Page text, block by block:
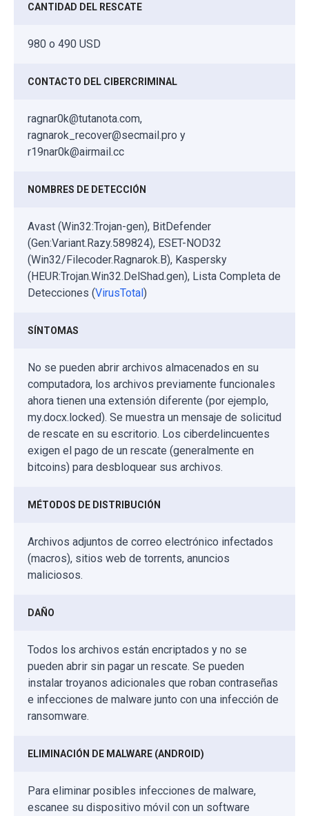
CANTIDAD DEL RESCATE
980 o 490 USD
CONTACTO DEL CIBERCRIMINAL
ragnar0k@tutanota.com,
ragnarok_recover@secmail.pro y
r19nar0k@airmail.cc
NOMBRES DE DETECCIÓN
Avast (Win32:Trojan-gen), BitDefender
(Gen:Variant.Razy.589824), ESET-NOD32
(Win32/Filecoder.Ragnarok.B), Kaspersky
(HEUR:Trojan.Win32.DelShad.gen), Lista Completa de
Detecciones (VirusTotal)
SÍNTOMAS
No se pueden abrir archivos almacenados en su
computadora, los archivos previamente funcionales
ahora tienen una extensión diferente (por ejemplo,
my.docx.locked). Se muestra un mensaje de solicitud
de rescate en su escritorio. Los ciberdelincuentes
exigen el pago de un rescate (generalmente en
bitcoins) para desbloquear sus archivos.
MÉTODOS DE DISTRIBUCIÓN
Archivos adjuntos de correo electrónico infectados
(macros), sitios web de torrents, anuncios
maliciosos.
DAÑO
Todos los archivos están encriptados y no se
pueden abrir sin pagar un rescate. Se pueden
instalar troyanos adicionales que roban contraseñas
e infecciones de malware junto con una infección de
ransomware.
ELIMINACIÓN DE MALWARE (ANDROID)
Para eliminar posibles infecciones de malware,
escanee su dispositivo móvil con un software